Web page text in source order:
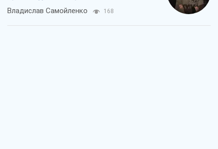
Владислав Самойленко 168